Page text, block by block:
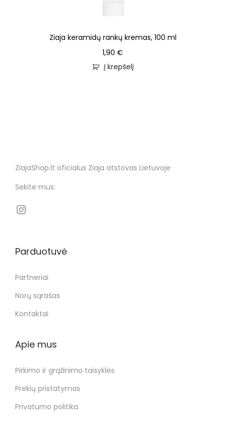
Ziaja keramidų rankų kremas, 100 ml
1,90€
Į krepšelį
ZiajaShop.lt oficialus Ziaja atstovas Lietuvoje
Sekite mus:
Parduotuvė
Partneriai
Norų sąrašas
Kontaktai
Apie mus
Pirkimo ir grąžinimo taisyklės
Prekių pristatymas
Privatumo politika